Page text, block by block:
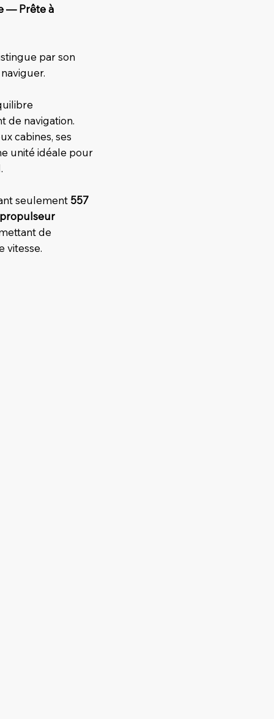
— Prête à
par son
de navigation.
cabines, ses
unité idéale pour
seulement 557
de
vitesse.